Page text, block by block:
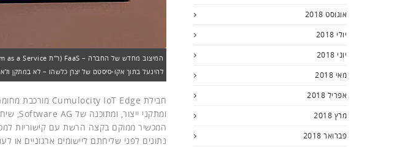
להינעל בתוך אקו-סיסטם של יצרן כלשהו – לא במתקן
חבילת Cumulocity IoT Edge מורכבת מחומרה של
המכשיר ממוקם בקצה הרשת עם קישוריות
נתונים לפני שליחתם ליישומים ארגוניים או
אוגוסט 2018
יולי 2018
יוני 2018
מאי 2018
אפריל 2018
מרץ 2018
פברואר 2018